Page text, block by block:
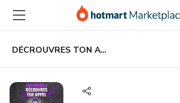
vers
contenu
principal
vers
bas
de
DÉCROUVRES TON APPEL